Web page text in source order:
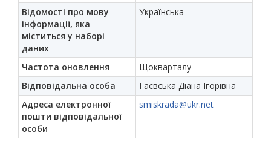
Відомості про мову
інформації, яка
міститься у наборі
даних
Українська
Частота оновлення
Щокварталу
Відповідальна особа
Гаєвська Діана Ігорівна
Адреса електронної
пошти відповідальної
особи
smiskrada@ukr.net